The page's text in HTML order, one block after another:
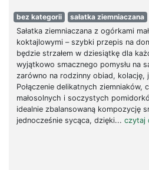
bez kategorii
sałatka ziemniaczana
Sałatka ziemniaczana z ogórkami
koktajlowymi – szybki przepis na
będzie strzałem w dziesiątkę dla
wyjątkowo smacznego pomysłu na
zarówno na rodzinny obiad, kolację,
Połączenie delikatnych
małosolnych i soczystych
idealnie zbalansowaną kompozycję
jednocześnie sycąca, dzięki... czytaj